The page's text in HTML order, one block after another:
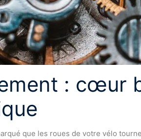
: cœur
que les roues de votre vélo